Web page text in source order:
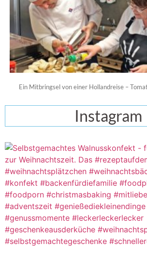
Ein Mitbringsel von einer Hollandreise –
Instagram